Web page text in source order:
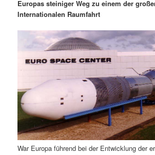
e
n
I
n
ä
r
e
n
n
a
o
n
Europas steiniger Weg zu einem der
Internationalen Raumfahrt
War Europa führend bei der Entwicklung der